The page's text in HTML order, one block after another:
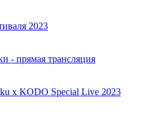
2023
- прямая трансляция
x KODO Special Live 2023